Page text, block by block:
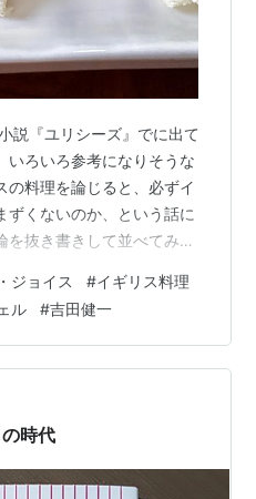
説『ユリシーズ』でに出て
いろいろ参考になりそうな
の料理を論じると、必ずイ
ずくないのか、という話に
を抜き書きして並べてみ
氏のデビュー作『イギリス
がいかにまずくて、いか
費やした本といっていい
食事がまずいことを認め
てまずいことは世界の定評
愛すること人並以上の私…
ジョイス #イギリス料理
ル #吉田健一
時代